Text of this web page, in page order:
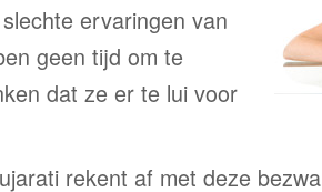
ervaringen van
geen tijd om te
dat ze er te lui voor
rekent af met deze